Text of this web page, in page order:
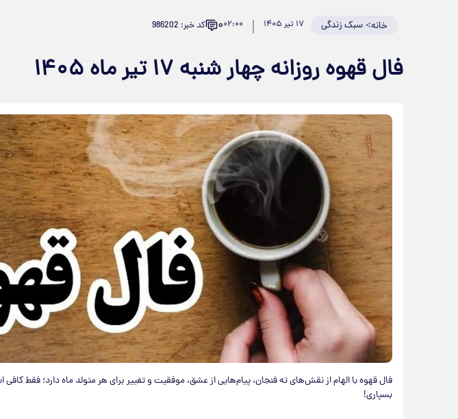
خانه>سبک زندگی ۱۷ تیر ۱۴۰۵ ۰۲:۰۰۰ کد خبر: 986202
فال قهوه روزانه چهار شنبه ۱۷ تیر ماه ۱۴۰۵
فال قهوه با الهام از نقش‌های ته فنجان، پیام‌هایی از عشق، موفقیت و تغییر برای هر متولد ماه دارد؛ فقط
بسپاری!